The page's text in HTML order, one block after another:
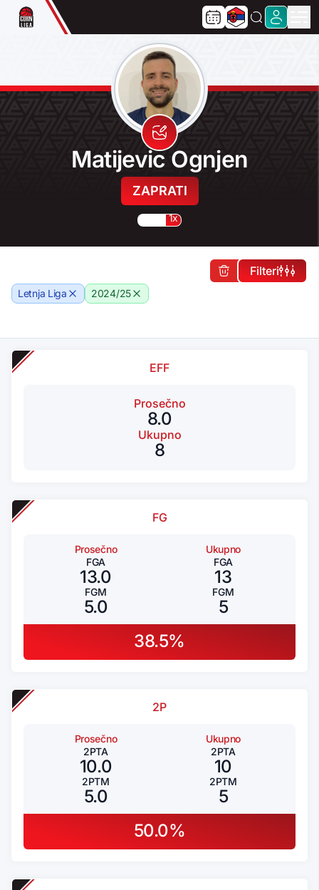
Matijevic Ognjen
ZAPRATI
1x
Letnja Liga 2024/25
Filteri
EFF
Prosečno
8.0
Ukupno
8
FG
Prosečno
FGA
13.0
FGM
5.0
Ukupno
FGA
13
FGM
5
38.5%
2P
Prosečno
2PTA
10.0
2PTM
5.0
Ukupno
2PTA
10
2PTM
5
50.0%